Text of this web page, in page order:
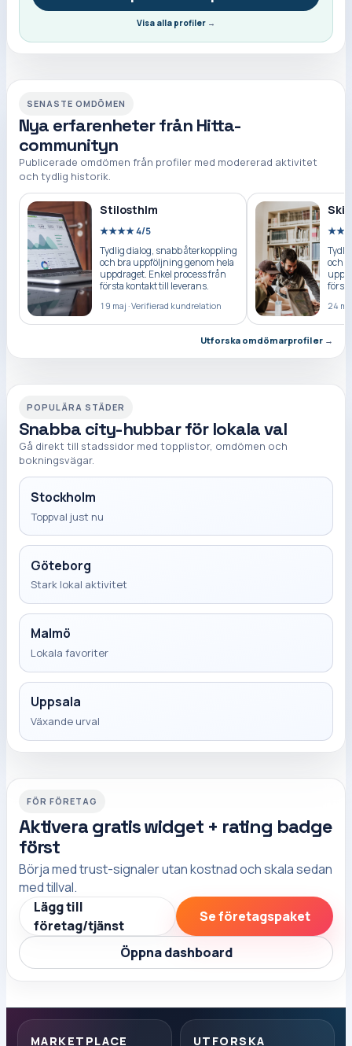
Visa alla profiler →
SENASTE OMDÖMEN
Nya erfarenheter från Hitta-
communityn
Publicerade omdömen från profiler med modererad aktivitet
och tydlig historik.
Stilosthlm
★★★★ 4/5
Tydlig dialog, snabb återkoppling
och bra uppföljning genom hela
uppdraget. Enkel process från
första kontakt till leverans.
19 maj ·Verifierad kundrelation
och
24
Utforska omdömarprofiler →
POPULÄRA STÄDER
Snabba city-hubbar för lokala val
Gå direkt till stadssidor med topplistor, omdömen och
bokningsvägar.
Stockholm
Toppval just nu
Göteborg
Stark lokal aktivitet
Malmö
Lokala favoriter
Uppsala
Växande urval
FÖR FÖRETAG
Aktivera gratis widget + rating badge
först
Börja med trust-signaler utan kostnad och skala sedan
med tillval.
Lägg till
företag/tjänst
Se företagspaket
Öppna dashboard
MARKETPLACE
UTFORSKA